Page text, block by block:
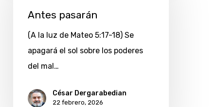
Antes pasarán
(A la luz de Mateo 5:17-18) Se
apagará el sol sobre los poderes
del mal…
César Dergarabedian
22 febrero, 2026